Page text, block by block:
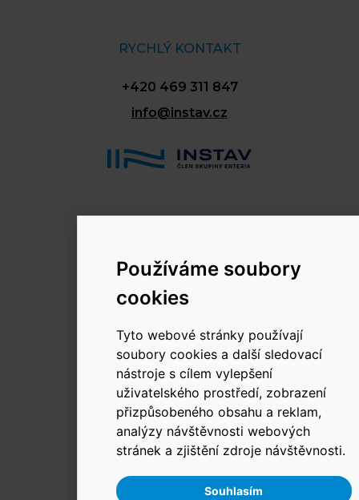
Používáme soubory
cookies
Tyto webové stránky používají
soubory cookies a další sledovací
nástroje s cílem vylepšení
uživatelského prostředí, zobrazení
přizpůsobeného obsahu a reklam,
analýzy návštěvnosti webových
stránek a zjištění zdroje návštěvnosti.
Souhlasím
RYCHLÝ KONTAKT
+420 469 311 847
info@instav.cz
Změnit používání Cookies.